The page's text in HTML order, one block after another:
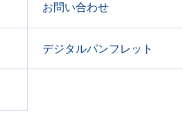
お問い合わせ
デジタルパンフレット